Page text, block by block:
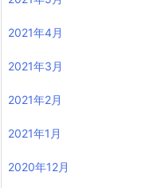
2021年4月
2021年3月
2021年2月
2021年1月
2020年12月